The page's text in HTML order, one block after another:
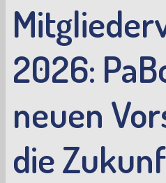
2026:
neuen
die